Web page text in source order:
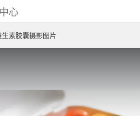
心
素胶囊摄影图片